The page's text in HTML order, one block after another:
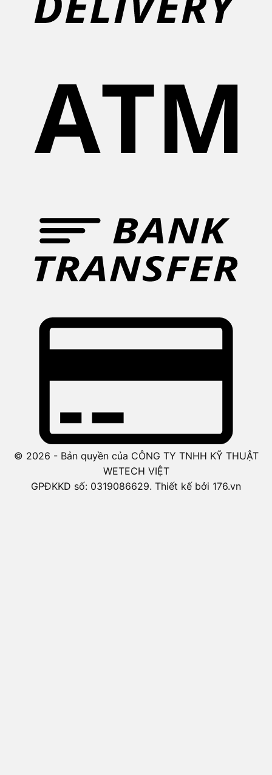
© 2026 - Bản quyền của CÔNG TY TNHH KỸ THUẬT
WETECH VIỆT
GPĐKKD số: 0319086629. Thiết kế bởi 176.vn